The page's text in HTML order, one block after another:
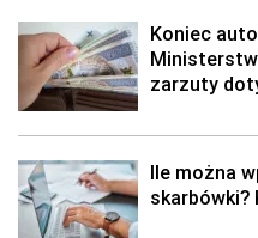
Koniec
zarzuty
Ile można
skarbówki?